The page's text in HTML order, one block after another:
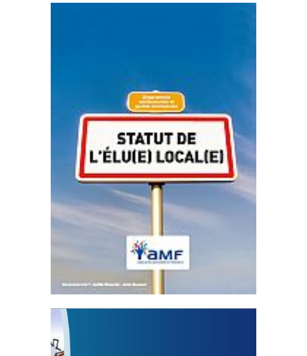
Statut de l’élu local
3 avril 2024
Mise à jour avril 2024